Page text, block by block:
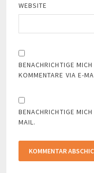
WEBSITE
BENACHRICHTIGE
KOMMENTARE VIA E-
BENACHRICHTIGE
MAIL.